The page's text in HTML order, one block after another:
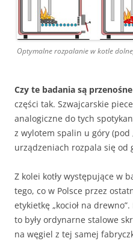
Optymalne rozpalanie w kotle
Czy te badania są
części tak. Szwajcarskie
analogiczne do tych
z wylotem spalin u góry (pod
urządzeniach rozpala się od
Z kolei kotły występujące w
tego, co w Polsce przez
etykietkę „kocioł na
to były ordynarne stalowe
na węgiel z tej samej